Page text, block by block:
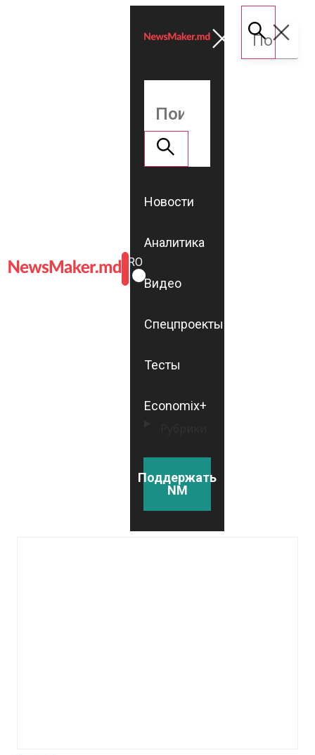
ROMÂNĂ
RU
Новости
Аналитика
Видео
Спецпроекты
Тесты
Economix+
Поддержать
NM